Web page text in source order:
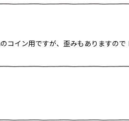
イン用ですが、歪みもありますので